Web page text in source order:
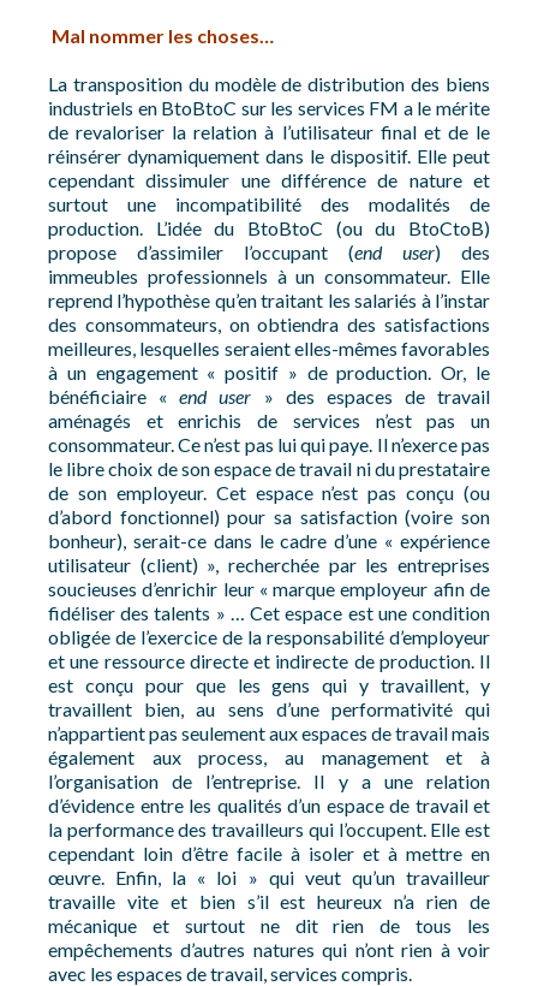
Mal nommer les choses…
La transposition du modèle de distribution des biens
industriels en BtoBtoC sur les services FM a le mérite
de revaloriser la relation à l’utilisateur final et de le
réinsérer dynamiquement dans le dispositif. Elle peut
cependant dissimuler une différence de nature et
surtout une incompatibilité des modalités de
production. L’idée du BtoBtoC (ou du BtoCtoB)
propose d’assimiler l’occupant (end user) des
immeubles professionnels à un consommateur. Elle
reprend l’hypothèse qu’en traitant les salariés à l’instar
des consommateurs, on obtiendra des satisfactions
meilleures, lesquelles seraient elles-mêmes favorables
à un engagement « positif » de production. Or, le
bénéficiaire «end user » des espaces de travail
aménagés et enrichis de services n’est pas un
consommateur. Ce n’est pas lui qui paye. Il n’exerce pas
le libre choix de son espace de travail ni du prestataire
de son employeur. Cet espace n’est pas conçu (ou
d’abord fonctionnel) pour sa satisfaction (voire son
bonheur), serait-ce dans le cadre d’une « expérience
utilisateur (client) », recherchée par les entreprises
soucieuses d’enrichir leur « marque employeur afin de
fidéliser des talents » … Cet espace est une condition
obligée de l’exercice de la responsabilité d’employeur
et une ressource directe et indirecte de production. Il
est conçu pour que les gens qui y travaillent, y
travaillent bien, au sens d’une performativité qui
n’appartient pas seulement aux espaces de travail mais
également aux process, au management et à
l’organisation de l’entreprise. Il y a une relation
d’évidence entre les qualités d’un espace de travail et
la performance des travailleurs qui l’occupent. Elle est
cependant loin d’être facile à isoler et à mettre en
œuvre. Enfin, la « loi » qui veut qu’un travailleur
travaille vite et bien s’il est heureux n’a rien de
mécanique et surtout ne dit rien de tous les
empêchements d’autres natures qui n’ont rien à voir
avec les espaces de travail, services compris.